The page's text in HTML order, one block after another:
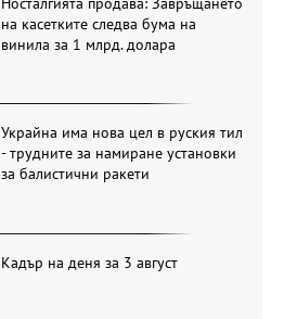
на касетките следва бума на
винила за 1 млрд. долара
Украйна има нова цел в руския тил
- трудните за намиране установки
за балистични ракети
Кадър на деня за 3 август